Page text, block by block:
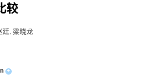
较
廷, 梁晓龙
+